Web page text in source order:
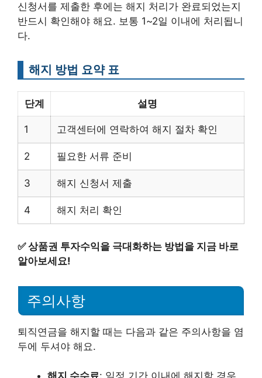
신청서를 제출한 후에는 해지 처리가 완료되었는지
반드시 확인해야 해요. 보통 1~2일 이내에 처리됩니
다.
해지 방법 요약 표
단계 설명
1 고객센터에 연락하여 해지 절차 확인
2 필요한 서류 준비
3 해지 신청서 제출
4 해지 처리 확인
✅상품권 투자수익을 극대화하는 방법을 지금 바로
알아보세요!
주의사항
퇴직연금을 해지할 때는 다음과 같은 주의사항을 염
두에 두셔야 해요.
해지 수수료: 일정 기간 이내에 해지할 경우